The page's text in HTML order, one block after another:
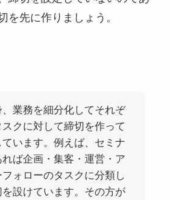
を先に作りましょう。
業務を細分化してそれぞ
クに対して締切を作って
います。例えば、セミナ
れば企画・集客・運営・ア
フォローのタスクに分類し
を設けています。その方が